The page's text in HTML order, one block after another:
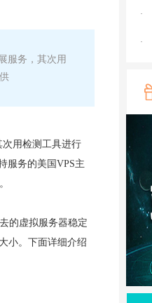
服务，其次用
用检测工具进行
服务的美国VPS主
的虚拟服务器稳定
小。下面详细介绍
·
·
·
·
·